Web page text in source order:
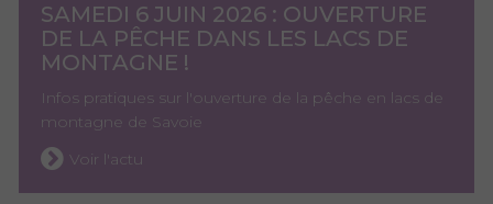
SAMEDI 6 JUIN 2026 : OUVERTURE
DE LA PÊCHE DANS LES LACS DE
MONTAGNE !
Infos pratiques sur l'ouverture de la pêche en lacs de
montagne de Savoie
Voir l'actu